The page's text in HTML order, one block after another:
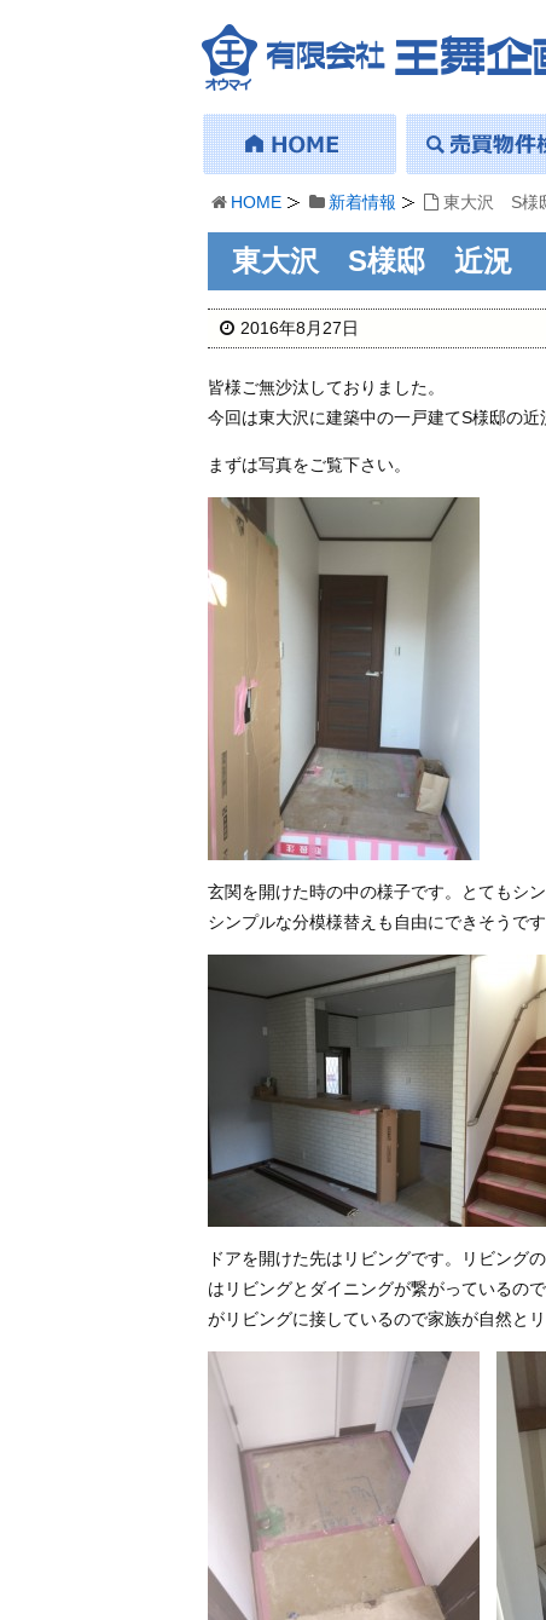
HOME 新着情報 東大沢 S様
東大沢 S様邸 近況
2016年8月27日
皆様ご無沙汰しておりました。
今回は東大沢に建築中の一戸建てS様邸の近
まずは写真をご覧下さい。
玄関を開けた時の中の様子です。とてもシン
シンプルな分模様替えも自由にできそうです
ドアを開けた先はリビングです。リビング
はリビングとダイニングが繋がっているの
がリビングに接しているので家族が自然と